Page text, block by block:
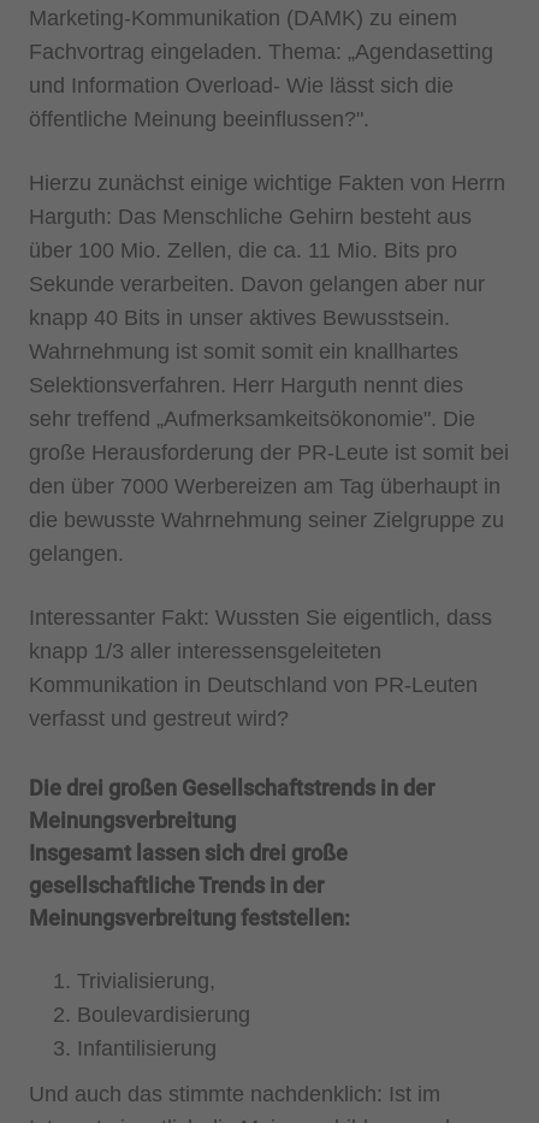
Marketing-Kommunikation (DAMK) zu einem
Fachvortrag eingeladen. Thema: „Agendasetting
und Information Overload- Wie lässt sich die
öffentliche Meinung beeinflussen?".
Hierzu zunächst einige wichtige Fakten von Herrn
Harguth: Das Menschliche Gehirn besteht aus
über 100 Mio. Zellen, die ca. 11 Mio. Bits pro
Sekunde verarbeiten. Davon gelangen aber nur
knapp 40 Bits in unser aktives Bewusstsein.
Wahrnehmung ist somit somit ein knallhartes
Selektionsverfahren. Herr Harguth nennt dies
sehr treffend „Aufmerksamkeitsökonomie". Die
große Herausforderung der PR-Leute ist somit bei
den über 7000 Werbereizen am Tag überhaupt in
die bewusste Wahrnehmung seiner Zielgruppe zu
gelangen.
Interessanter Fakt: Wussten Sie eigentlich, dass
knapp 1/3 aller interessensgeleiteten
Kommunikation in Deutschland von PR-Leuten
verfasst und gestreut wird?
Die drei großen Gesellschaftstrends in der
Meinungsverbreitung
Insgesamt lassen sich drei große
gesellschaftliche Trends in der
Meinungsverbreitung feststellen:
Trivialisierung,
Boulevardisierung
Infantilisierung
Und auch das stimmte nachdenklich: Ist im